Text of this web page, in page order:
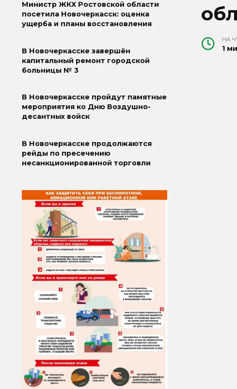
НА
1
Министр ЖКХ Ростовской области
посетила Новочеркасск: оценка
ущерба и планы восстановления
В Новочеркасске завершён
капитальный ремонт городской
больницы № 3
В Новочеркасске пройдут памятные
мероприятия ко Дню Воздушно-
десантных войск
В Новочеркасске продолжаются
рейды по пресечению
несанкционированной торговли